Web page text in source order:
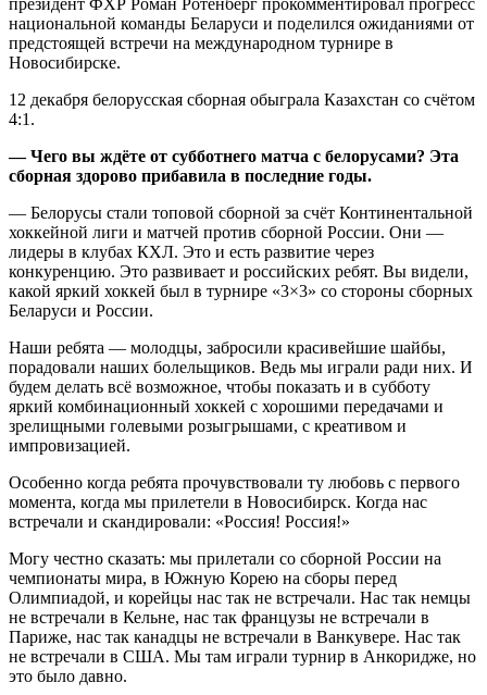
национальной команды Беларуси и поделился ожиданиями от
предстоящей встречи на международном турнире в
Новосибирске.
12 декабря белорусская сборная обыграла Казахстан со счётом
4:1.
— Чего вы ждёте от субботнего матча с белорусами? Эта
сборная здорово прибавила в последние годы.
— Белорусы стали топовой сборной за счёт Континентальной
хоккейной лиги и матчей против сборной России. Они —
лидеры в клубах КХЛ. Это и есть развитие через
конкуренцию. Это развивает и российских ребят. Вы видели,
какой яркий хоккей был в турнире «3×3» со стороны сборных
Беларуси и России.
Наши ребята — молодцы, забросили красивейшие шайбы,
порадовали наших болельщиков. Ведь мы играли ради них. И
будем делать всё возможное, чтобы показать и в субботу
яркий комбинационный хоккей с хорошими передачами и
зрелищными голевыми розыгрышами, с креативом и
импровизацией.
Особенно когда ребята прочувствовали ту любовь с первого
момента, когда мы прилетели в Новосибирск. Когда нас
встречали и скандировали: «Россия! Россия!»
Могу честно сказать: мы прилетали со сборной России на
чемпионаты мира, в Южную Корею на сборы перед
Олимпиадой, и корейцы нас так не встречали. Нас так немцы
не встречали в Кельне, нас так французы не встречали в
Париже, нас так канадцы не встречали в Ванкувере. Нас так
не встречали в США. Мы там играли турнир в Анкоридже, но
это было давно.